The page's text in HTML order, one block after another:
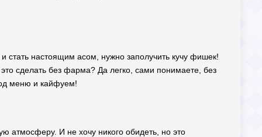
стать настоящим асом, нужно заполучить кучу фишек!
сделать без фарма? Да легко, сами понимаете, без
меню и кайфуем!
атмосферу. И не хочу никого обидеть, но это